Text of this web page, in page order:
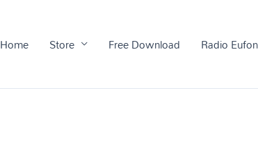
Home Store Free Download Radio